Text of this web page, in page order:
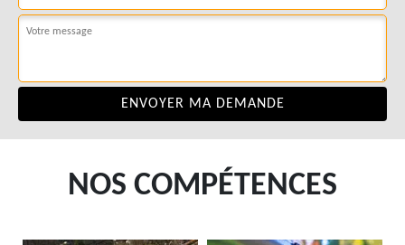
NOS COMPÉTENCES